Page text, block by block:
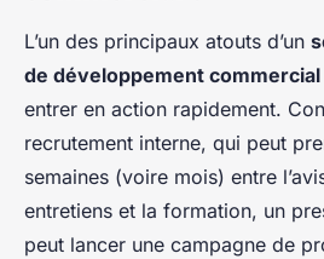
L’un des principaux atouts d’un
de développement commercial
entrer en action rapidement.
recrutement interne, qui peut
semaines (voire mois) entre
entretiens et la formation, un
peut lancer une campagne de